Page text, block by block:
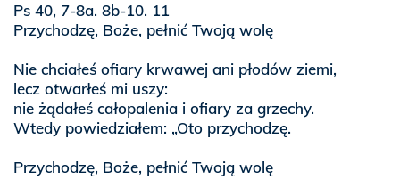
Ps 40, 7-8a. 8b-10. 11
Przychodzę, Boże, pełnić Twoją wolę
Nie chciałeś ofiary krwawej ani płodów ziemi,
lecz otwarłeś mi uszy:
nie żądałeś całopalenia i ofiary za grzechy.
Wtedy powiedziałem: „Oto przychodzę.
Przychodzę, Boże, pełnić Twoją wolę